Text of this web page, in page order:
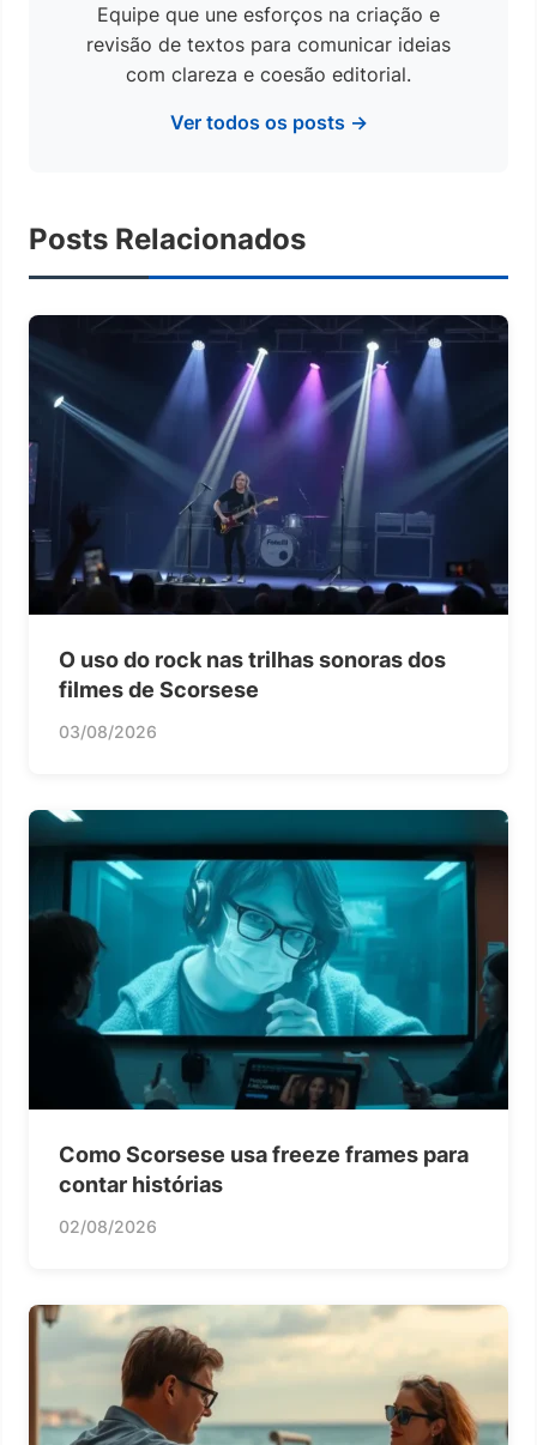
Equipe que une esforços na criação e
revisão de textos para comunicar ideias
com clareza e coesão editorial.
Ver todos os posts →
Posts Relacionados
O uso do rock nas trilhas sonoras dos
filmes de Scorsese
03/08/2026
Como Scorsese usa freeze frames para
contar histórias
02/08/2026